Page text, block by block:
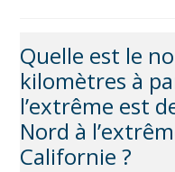
Quelle est le
kilomètres à
l’extrême est
Nord à
Californie ?